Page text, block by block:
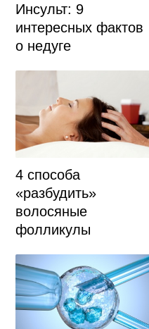
Инсульт: 9
интересных фактов
о недуге
4 способа
«разбудить»
волосяные
фолликулы